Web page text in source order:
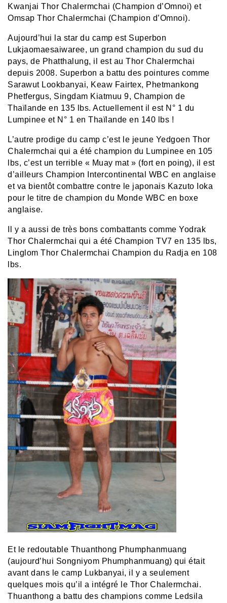
Kwanjai Thor Chalermchai (Champion d’Omnoi) et
Omsap Thor Chalermchai (Champion d’Omnoi).
Aujourd’hui la star du camp est Superbon
Lukjaomaesaiwaree, un grand champion du sud du
pays, de Phatthalung, il est au Thor Chalermchai
depuis 2008. Superbon a battu des pointures comme
Sarawut Lookbanyai, Keaw Fairtex, Phetmankong
Phetfergus, Singdam Kiatmuu 9, Champion de
Thaïlande en 135 lbs. Actuellement il est N° 1 du
Lumpinee et N° 1 en Thaïlande en 140 lbs !
L’autre prodige du camp c’est le jeune Yedgoen Thor
Chalermchai qui a été champion du Lumpinee en 105
lbs, c’est un terrible « Muay mat » (fort en poing), il est
d’ailleurs Champion Intercontinental WBC en anglaise
et va bientôt combattre contre le japonais Kazuto Ioka
pour le titre de champion du Monde WBC en boxe
anglaise.
Il y a aussi de très bons combattants comme Yodrak
Thor Chalermchai qui a été Champion TV7 en 135 lbs,
Linglom Thor Chalermchai Champion du Radja en 108
lbs.
Et le redoutable Thuanthong Phumphanmuang
(aujourd’hui Songniyom Phumphanmuang) qui était
avant dans le camp Lukbanyai, il y a seulement
quelques mois qu’il a intégré le Thor Chalermchai.
Thuanthong a battu des champions comme Ledsila